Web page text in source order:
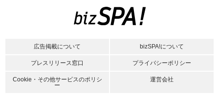
広告掲載について bizSPA!について
プレスリリース窓口 プライバシーポリシー
Cookie・その他サービスのポリシ
ー
運営会社